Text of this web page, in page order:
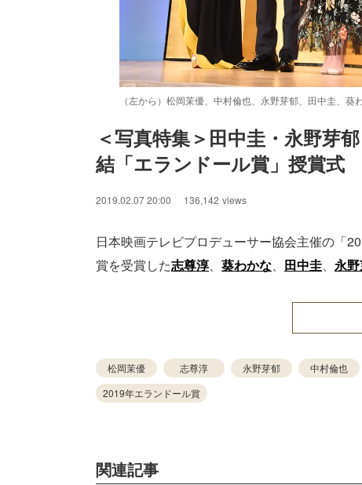
（左から）松岡茉優、中村倫也、永野芽郁、田中圭、葵
＜写真特集＞田中圭・永野芽
結「エランドール賞」授賞式
2019.02.07 20:00 136,142 views
日本映画テレビプロデューサー協会主催の「
賞を受賞した志尊淳、 葵わかな、 田中圭、 永
松岡茉優 志尊淳 永野芽郁 中村倫也
2019年エランドール賞
関連記事